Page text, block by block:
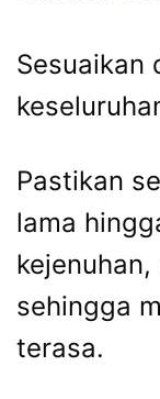
Sesuaikan
Pastikan
lama
sehingga
terasa.